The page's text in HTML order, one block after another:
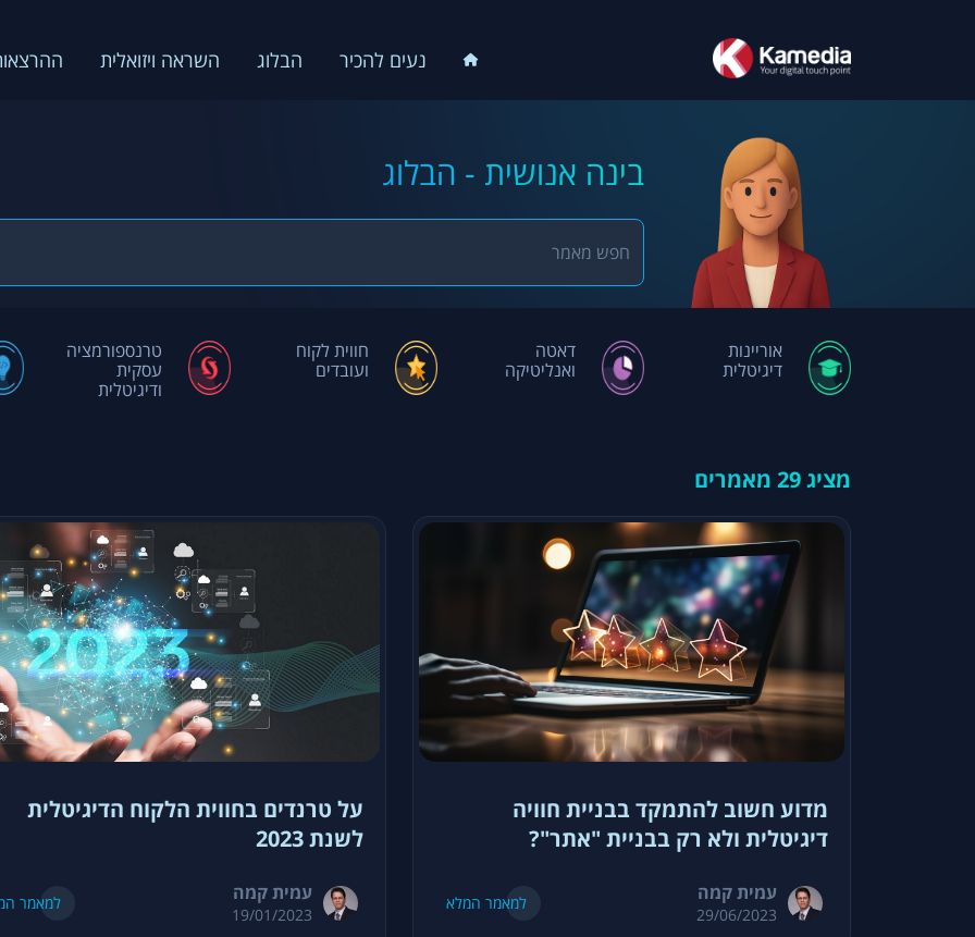
נעים להכיר הבלוג השראה ויזואלית
בינה אנושית - הבלוג
אוריינות
דיגיטלית
דאטה
ואנליטיקה
חווית לקוח
ועובדים
טרנספורמציה
עסקית
ודיגיטלית
מציג29 מאמרים
מדוע חשוב להתמקד בבניית חוויה
דיגיטלית ולא רק בבניית "אתר"?
עמית קמה
29/06/2023
למאמר המלא
על טרנדים בחווית הלקוח הדיגיטלית
לשנת 2023
עמית קמה
19/01/2023
למאמר